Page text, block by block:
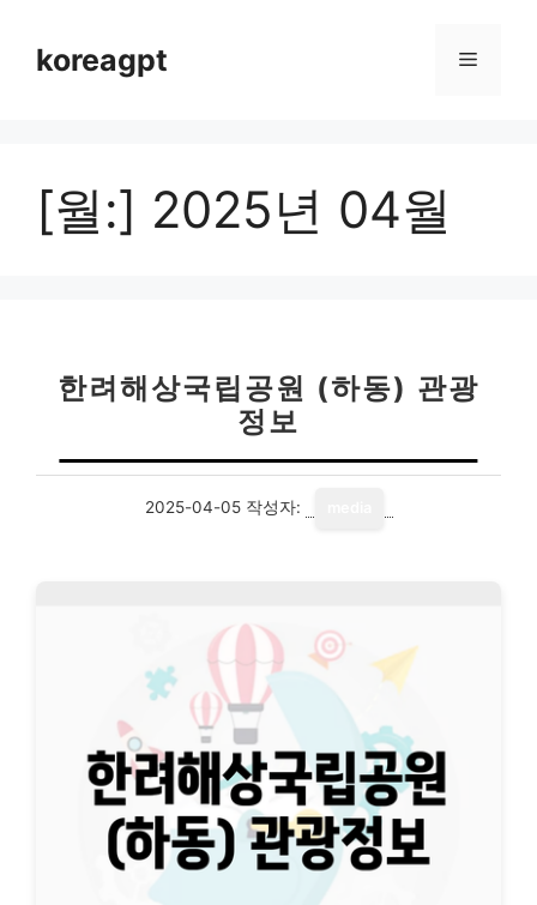
koreagpt 메
[월:] 2025년 04월
한려해상국립공원 (하동) 관광
정보
2025-04-05 작성자: